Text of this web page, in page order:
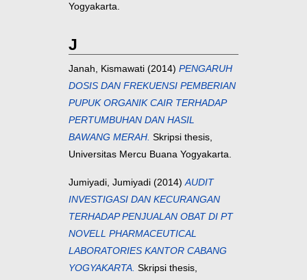
Yogyakarta.
J
Janah, Kismawati (2014) PENGARUH
DOSIS DAN FREKUENSI PEMBERIAN
PUPUK ORGANIK CAIR TERHADAP
PERTUMBUHAN DAN HASIL
BAWANG MERAH. Skripsi thesis,
Universitas Mercu Buana Yogyakarta.
Jumiyadi, Jumiyadi (2014)AUDIT
INVESTIGASI DAN KECURANGAN
TERHADAP PENJUALAN OBAT DI PT
NOVELL PHARMACEUTICAL
LABORATORIES KANTOR CABANG
YOGYAKARTA. Skripsi thesis,